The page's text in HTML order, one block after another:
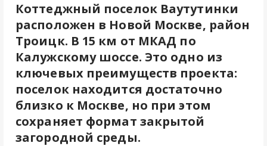
Коттеджный поселок Ваутутинки
расположен в Новой Москве, район
Троицк. В 15 км от МКАД по
Калужскому шоссе. Это одно из
ключевых преимуществ проекта:
поселок находится достаточно
близко к Москве, но при этом
сохраняет формат закрытой
загородной среды.